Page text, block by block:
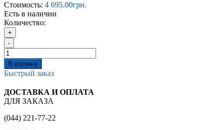
Стоимость: 4 695.00грн.
Есть в наличии
Количество:
+
-
В корзину
Быстрый заказ
ДОСТАВКА И ОПЛАТА
ДЛЯ ЗАКАЗА
(044) 221-77-22